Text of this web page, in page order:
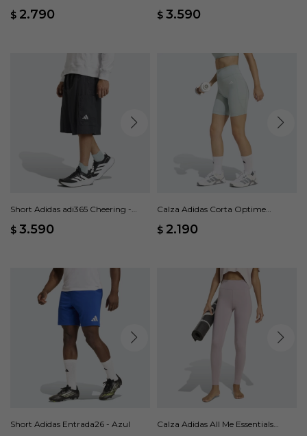
$ 2.790 $ 3.590
Short Adidas adi365 Cheering -
$ 3.590
Calza Adidas Corta Optime
$ 2.190
Short Adidas Entrada26 - Azul
Calza Adidas All Me Essentials